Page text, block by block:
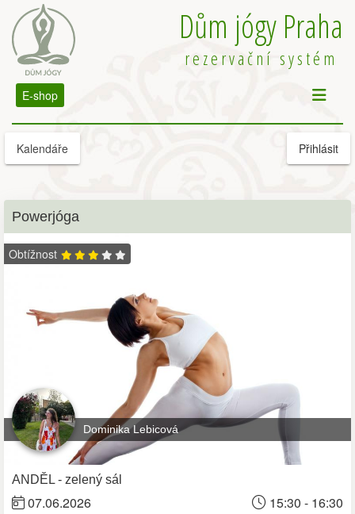
Dům jógy Praha
rezervační systém
E-shop
Kalendáře Přihlásit
Powerjóga
Obtížnost
Dominika Lebicová
ANDĚL - zelený sál
07.06.2026 15:30 - 16:30